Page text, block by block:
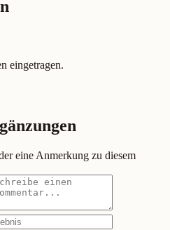
eingetragen.
eine Anmerkung zu diesem